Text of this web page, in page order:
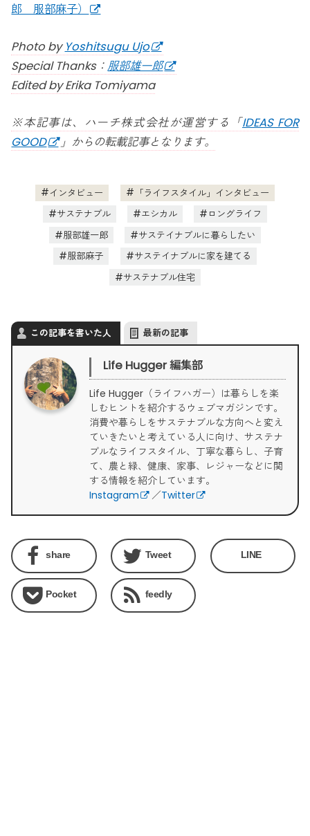
郎 服部麻子）
Photo by Yoshitsugu Ujo
Special Thanks：服部雄一郎
Edited by Erika Tomiyama
※本記事は、ハーチ株式会社が運営する「IDEAS FOR
GOOD
」からの転載記事となります。
インタビュー
「ライフスタイル」インタビュー
サステナブル
エシカル
ロングライフ
服部雄一郎
サステイナブルに暮らしたい
服部麻子
サステイナブルに家を建てる
サステナブル住宅
この記事を書いた人 最新の記事
Life Hugger 編集部
Life Hugger（ライフハガー）は暮らしを楽
しむヒントを紹介するウェブマガジンです。
消費や暮らしをサステナブルな方向へと変え
ていきたいと考えている人に向け、サステナ
ブルなライフスタイル、丁寧な暮らし、子育
て、農と緑、健康、家事、レジャーなどに関
する情報を紹介しています。
Instagram
／Twitter
share Tweet LINE
Pocket feedly